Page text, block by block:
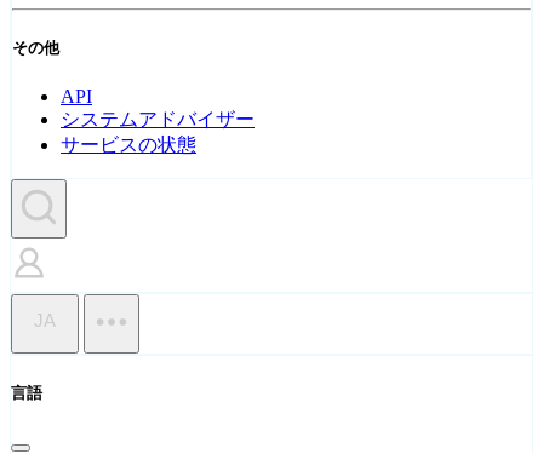
その他
API
システムアドバイザー
サービスの状態
JA
言語